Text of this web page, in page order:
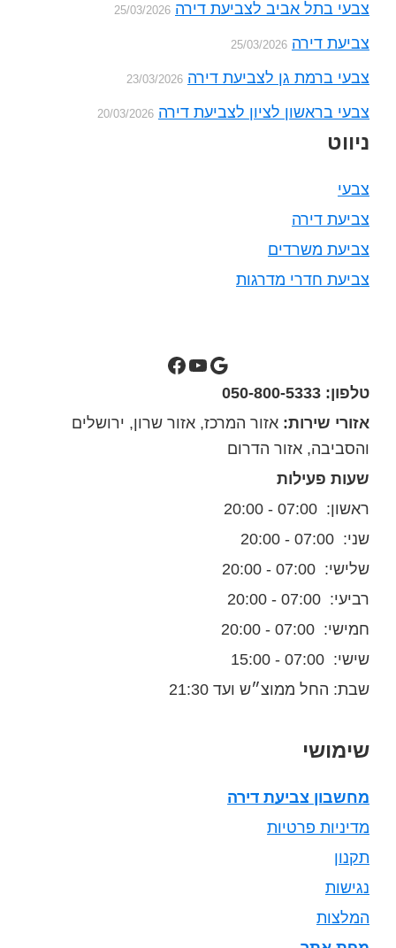
צבעי בתל אביב לצביעת דירה 25/03/2026
צביעת דירה 25/03/2026
צבעי ברמת גן לצביעת דירה 23/03/2026
צבעי בראשון לציון לצביעת דירה 20/03/2026
ניווט
צבעי
צביעת דירה
צביעת משרדים
צביעת חדרי מדרגות
סילבס צבעים בגוגל מפות
ערוץ יוטיוב של סילבס צבעיםסילבס צבעים בפייסבוק
טלפון: 050-800-5333
אזורי שירות: אזור המרכז, אזור שרון, ירושלים
והסביבה, אזור הדרום
שעות פעילות
ראשון: 07:00 - 20:00
שני: 07:00 - 20:00
שלישי: 07:00 - 20:00
רביעי: 07:00 - 20:00
חמישי: 07:00 - 20:00
שישי: 07:00 - 15:00
שבת: החל ממוצ״ש ועד 21:30
שימושי
מחשבון צביעת דירה
מדיניות פרטיות
תקנון
נגישות
המלצות